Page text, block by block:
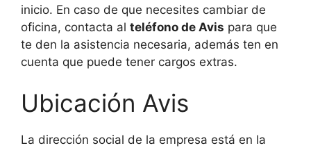
inicio. En caso de que necesites cambiar de
oficina, contacta al teléfono de Avis para que
te den la asistencia necesaria, además ten en
cuenta que puede tener cargos extras.
Ubicación Avis
La dirección social de la empresa está en la